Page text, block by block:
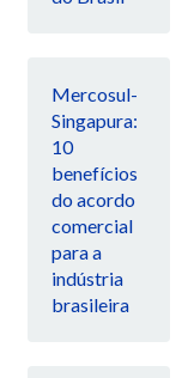
Mercosul-
Singapura:
10
benefícios
do acordo
comercial
para a
indústria
brasileira